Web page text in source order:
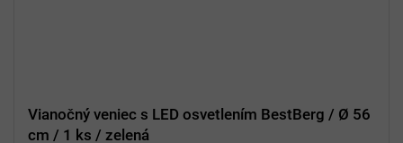
Vianočný veniec s LED osvetlením BestBerg / Ø 56
cm / 1 ks / zelená